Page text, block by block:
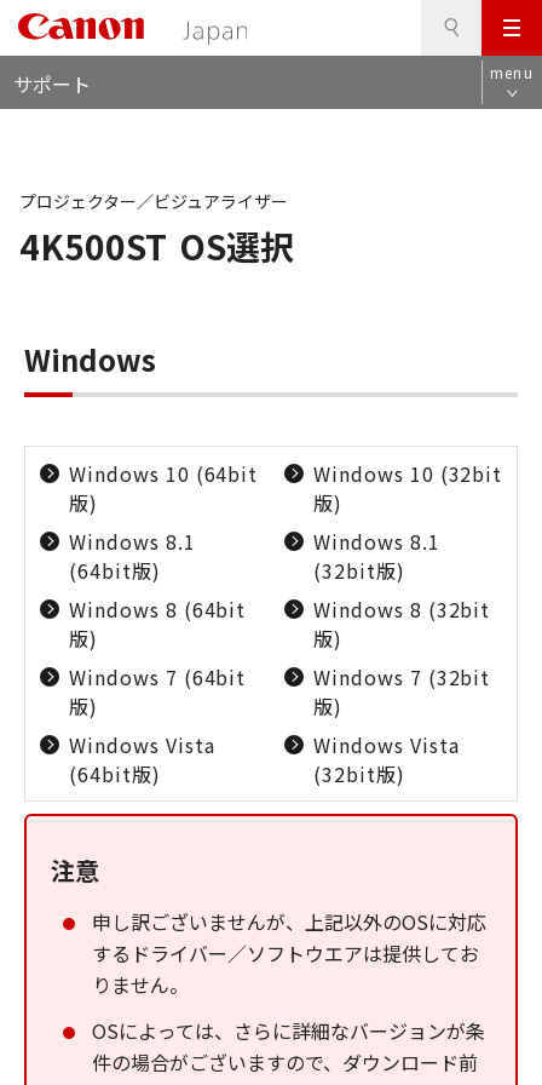
メ
ニ
ュ
サポート menu
4K500ST OS選択
プロジェクター／ビジュアライザー
Windows
Windows 10 (64bit
版)
Windows 10 (32bit
版)
Windows 8.1
(64bit版)
Windows 8.1
(32bit版)
Windows 8 (64bit
版)
Windows 8 (32bit
版)
Windows 7 (64bit
版)
Windows 7 (32bit
版)
Windows Vista
(64bit版)
Windows Vista
(32bit版)
注意
申し訳ございませんが、上記以外のOSに対応
するドライバー／ソフトウエアは提供してお
りません。
OSによっては、さらに詳細なバージョンが条
件の場合がございますので、ダウンロード前